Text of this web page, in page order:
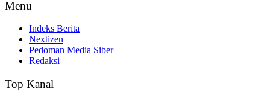
Menu
Indeks Berita
Nextizen
Pedoman Media Siber
Redaksi
Top Kanal